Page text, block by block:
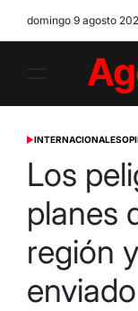
domingo 9 agosto
Zero
POSTED
INTERNACIONALES
Los
planes
región